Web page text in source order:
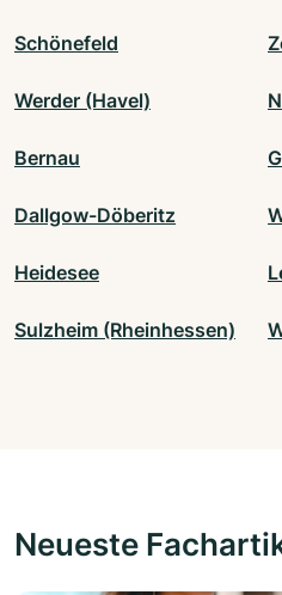
Schönefeld
Werder (Havel)
Bernau
Dallgow-Döberitz
Heidesee
Sulzheim (Rheinhessen)
Neueste